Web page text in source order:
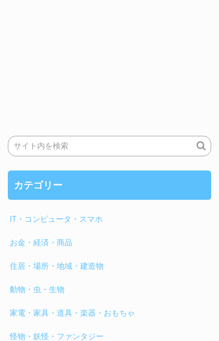
カテゴリー
IT・コンピュータ・スマホ
お金・経済・商品
住居・場所・地域・建造物
動物・虫・生物
家電・家具・道具・楽器・おもちゃ
怪物・妖怪・ファンタジー